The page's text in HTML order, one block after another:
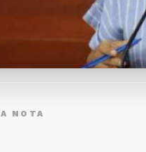
NOTA